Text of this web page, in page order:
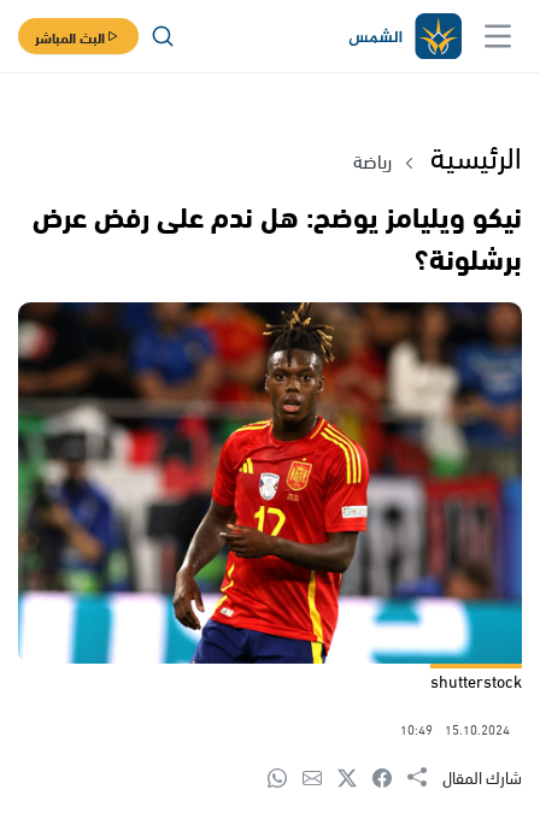
البث المباشر
الرئيسية رياضة
نيكو ويليامز يوضح: هل ندم على رفض عرض
برشلونة؟
shutterstock
15.10.2024
10:49
شارك المقال